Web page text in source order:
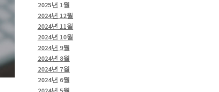
2025년 1월
2024년 12월
2024년 11월
2024년 10월
2024년 9월
2024년 8월
2024년 7월
2024년 6월